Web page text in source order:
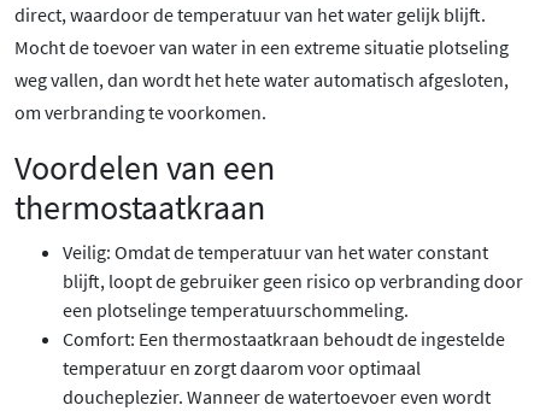
direct, waardoor de temperatuur van het water gelijk blijft.
Mocht de toevoer van water in een extreme situatie plotseling
weg vallen, dan wordt het hete water automatisch afgesloten,
om verbranding te voorkomen.
Voordelen van een
thermostaatkraan
Veilig: Omdat de temperatuur van het water constant
blijft, loopt de gebruiker geen risico op verbranding door
een plotselinge temperatuurschommeling.
Comfort: Een thermostaatkraan behoudt de ingestelde
temperatuur en zorgt daarom voor optimaal
doucheplezier. Wanneer de watertoevoer even wordt